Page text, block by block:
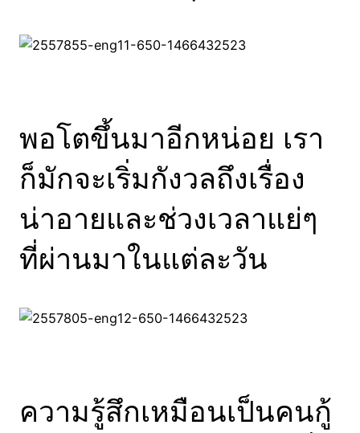
พอโตขึ้นมาอีกหน่อย เรา
ก็มักจะเริ่มกังวลถึงเรื่อง
น่าอายและช่วงเวลาแย่ๆ
ที่ผ่านมาในแต่ละวัน
ความรู้สึกเหมือนเป็นคนกู้